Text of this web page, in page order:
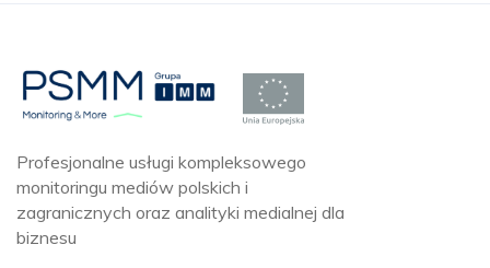
Profesjonalne usługi kompleksowego
monitoringu mediów polskich i
zagranicznych oraz analityki medialnej dla
biznesu